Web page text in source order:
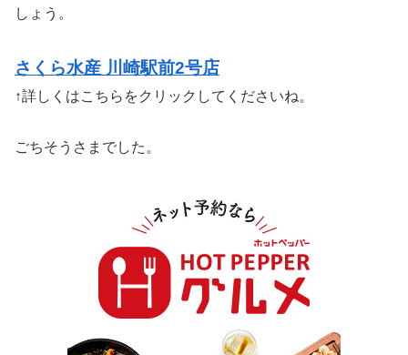
しょう。
さくら水産 川崎駅前2号店
↑詳しくはこちらをクリックしてくださいね。
ごちそうさまでした。